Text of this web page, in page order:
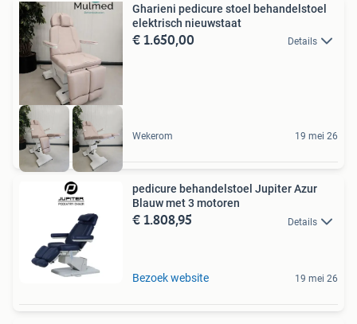
Gharieni pedicure stoel behandelstoel
elektrisch nieuwstaat
€ 1.650,00 Details
Wekerom 19 mei 26
pedicure behandelstoel Jupiter Azur
Blauw met 3 motoren
€ 1.808,95 Details
Bezoek website 19 mei 26